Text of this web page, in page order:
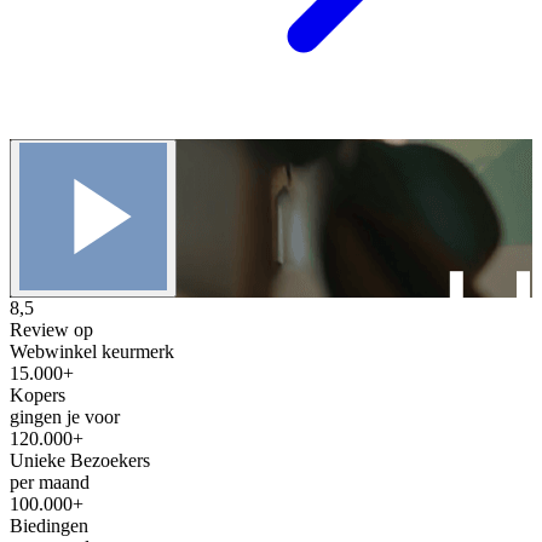
8,5
Review op
Webwinkel keurmerk
15.000+
Kopers
gingen je voor
120.000+
Unieke Bezoekers
per maand
100.000+
Biedingen